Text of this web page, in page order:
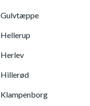
Gulvtæppe
Hellerup
Herlev
Hillerød
Klampenborg